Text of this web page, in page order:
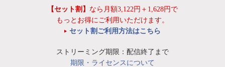
【セット割】 なら月額3,122円＋1,628円で
もっとお得にご利用いただけます。
セット割ご利用方法はこちら
ストリーミング期限：配信終了まで
期限・ライセンスについて